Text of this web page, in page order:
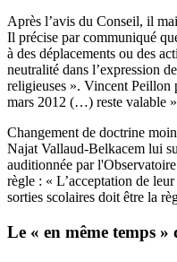
Après l’avis du Conseil, il
Il précise par communiqué
à des déplacements ou des
neutralité dans l’expression
religieuses ». Vincent Peillon
mars 2012 (…) reste valable
Changement de doctrine
Najat Vallaud-Belkacem lui
auditionnée par
règle : « L’acceptation de
sorties scolaires doit être la
Le « en même temps